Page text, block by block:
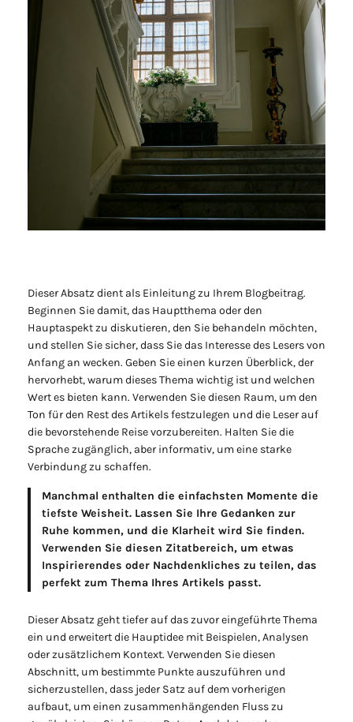
Dieser Absatz dient als Einleitung zu Ihrem Blogbeitrag.
Beginnen Sie damit, das Hauptthema oder den
Hauptaspekt zu diskutieren, den Sie behandeln möchten,
und stellen Sie sicher, dass Sie das Interesse des Lesers von
Anfang an wecken. Geben Sie einen kurzen Überblick, der
hervorhebt, warum dieses Thema wichtig ist und welchen
Wert es bieten kann. Verwenden Sie diesen Raum, um den
Ton für den Rest des Artikels festzulegen und die Leser auf
die bevorstehende Reise vorzubereiten. Halten Sie die
Sprache zugänglich, aber informativ, um eine starke
Verbindung zu schaffen.
Manchmal enthalten die einfachsten Momente die
tiefste Weisheit. Lassen Sie Ihre Gedanken zur
Ruhe kommen, und die Klarheit wird Sie finden.
Verwenden Sie diesen Zitatbereich, um etwas
Inspirierendes oder Nachdenkliches zu teilen, das
perfekt zum Thema Ihres Artikels passt.
Dieser Absatz geht tiefer auf das zuvor eingeführte Thema
ein und erweitert die Hauptidee mit Beispielen, Analysen
oder zusätzlichem Kontext. Verwenden Sie diesen
Abschnitt, um bestimmte Punkte auszuführen und
sicherzustellen, dass jeder Satz auf dem vorherigen
aufbaut, um einen zusammenhängenden Fluss zu